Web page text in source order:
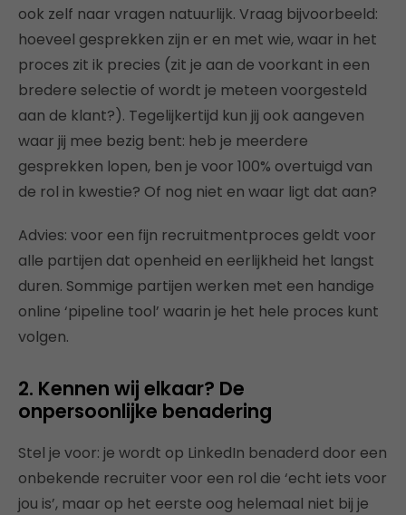
ook zelf naar vragen natuurlijk. Vraag bijvoorbeeld:
hoeveel gesprekken zijn er en met wie, waar in het
proces zit ik precies (zit je aan de voorkant in een
bredere selectie of wordt je meteen voorgesteld
aan de klant?). Tegelijkertijd kun jij ook aangeven
waar jij mee bezig bent: heb je meerdere
gesprekken lopen, ben je voor 100% overtuigd van
de rol in kwestie? Of nog niet en waar ligt dat aan?
Advies: voor een fijn recruitmentproces geldt voor
alle partijen dat openheid en eerlijkheid het langst
duren. Sommige partijen werken met een handige
online ‘pipeline tool’ waarin je het hele proces kunt
volgen.
2. Kennen wij elkaar? De
onpersoonlijke benadering
Stel je voor: je wordt op LinkedIn benaderd door een
onbekende recruiter voor een rol die ‘echt iets voor
jou is’, maar op het eerste oog helemaal niet bij je